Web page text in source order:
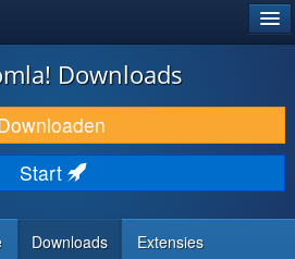
Downloads
Start
Downloads Extensies